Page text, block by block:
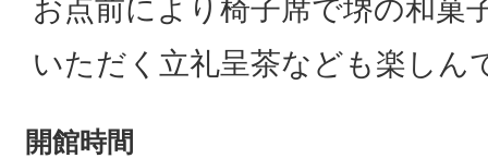
お点前により椅子席で堺の和菓
いただく立礼呈茶なども楽しん
開館時間